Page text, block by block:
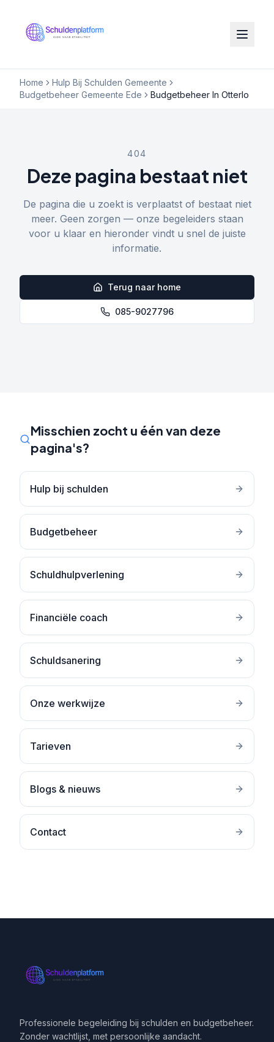
Home
Hulp Bij Schulden Gemeente
Budgetbeheer Gemeente Ede
Budgetbeheer In Otterlo
404
Deze pagina bestaat niet
De pagina die u zoekt is verplaatst of bestaat niet
meer. Geen zorgen — onze begeleiders staan
voor u klaar en hieronder vindt u snel de juiste
informatie.
Terug naar home
085-9027796
Misschien zocht u één van deze
pagina's?
Hulp bij schulden
Budgetbeheer
Schuldhulpverlening
Financiële coach
Schuldsanering
Onze werkwijze
Tarieven
Blogs & nieuws
Contact
Professionele begeleiding bij schulden en budgetbeheer.
Zonder wachtlijst, met persoonlijke aandacht.